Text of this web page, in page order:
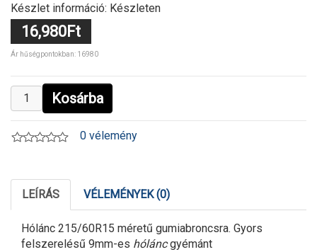
Készlet információ: Készleten
16,980Ft
Ár hűségpontokban: 16980
Kosárba
0 vélemény
LEÍRÁS VÉLEMÉNYEK (0)
Hólánc 215/60R15 méretű gumiabroncsra. Gyors
felszerelésű 9mm-es hóláncgyémánt